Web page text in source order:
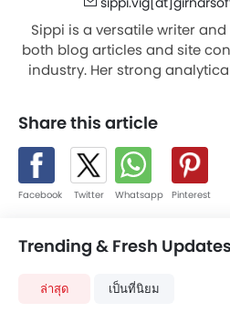
Sippi is a versatile writer
both blog articles and site
industry. Her strong
and describing new
of business administration
marketing. When she’s not
adventure, reading,
Share this article
Facebook Twitter Whatsapp Pinterest
Trending & Fresh Updates
ล่าสุด เป็นที่นิยม